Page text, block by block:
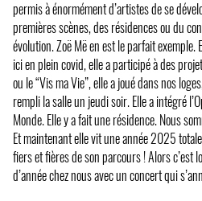
permis à énormément d’artistes de se
premières scènes, des résidences ou du
évolution. Zoë Më en est le parfait
ici en plein covid, elle a participé à des
ou le “Vis ma Vie”, elle a joué dans nos
rempli la salle un jeudi soir. Elle a intégré
Monde. Elle y a fait une résidence. Nous
Et maintenant elle vit une année 2025
fiers et fières de son parcours ! Alors c’est
d’année chez nous avec un concert qui